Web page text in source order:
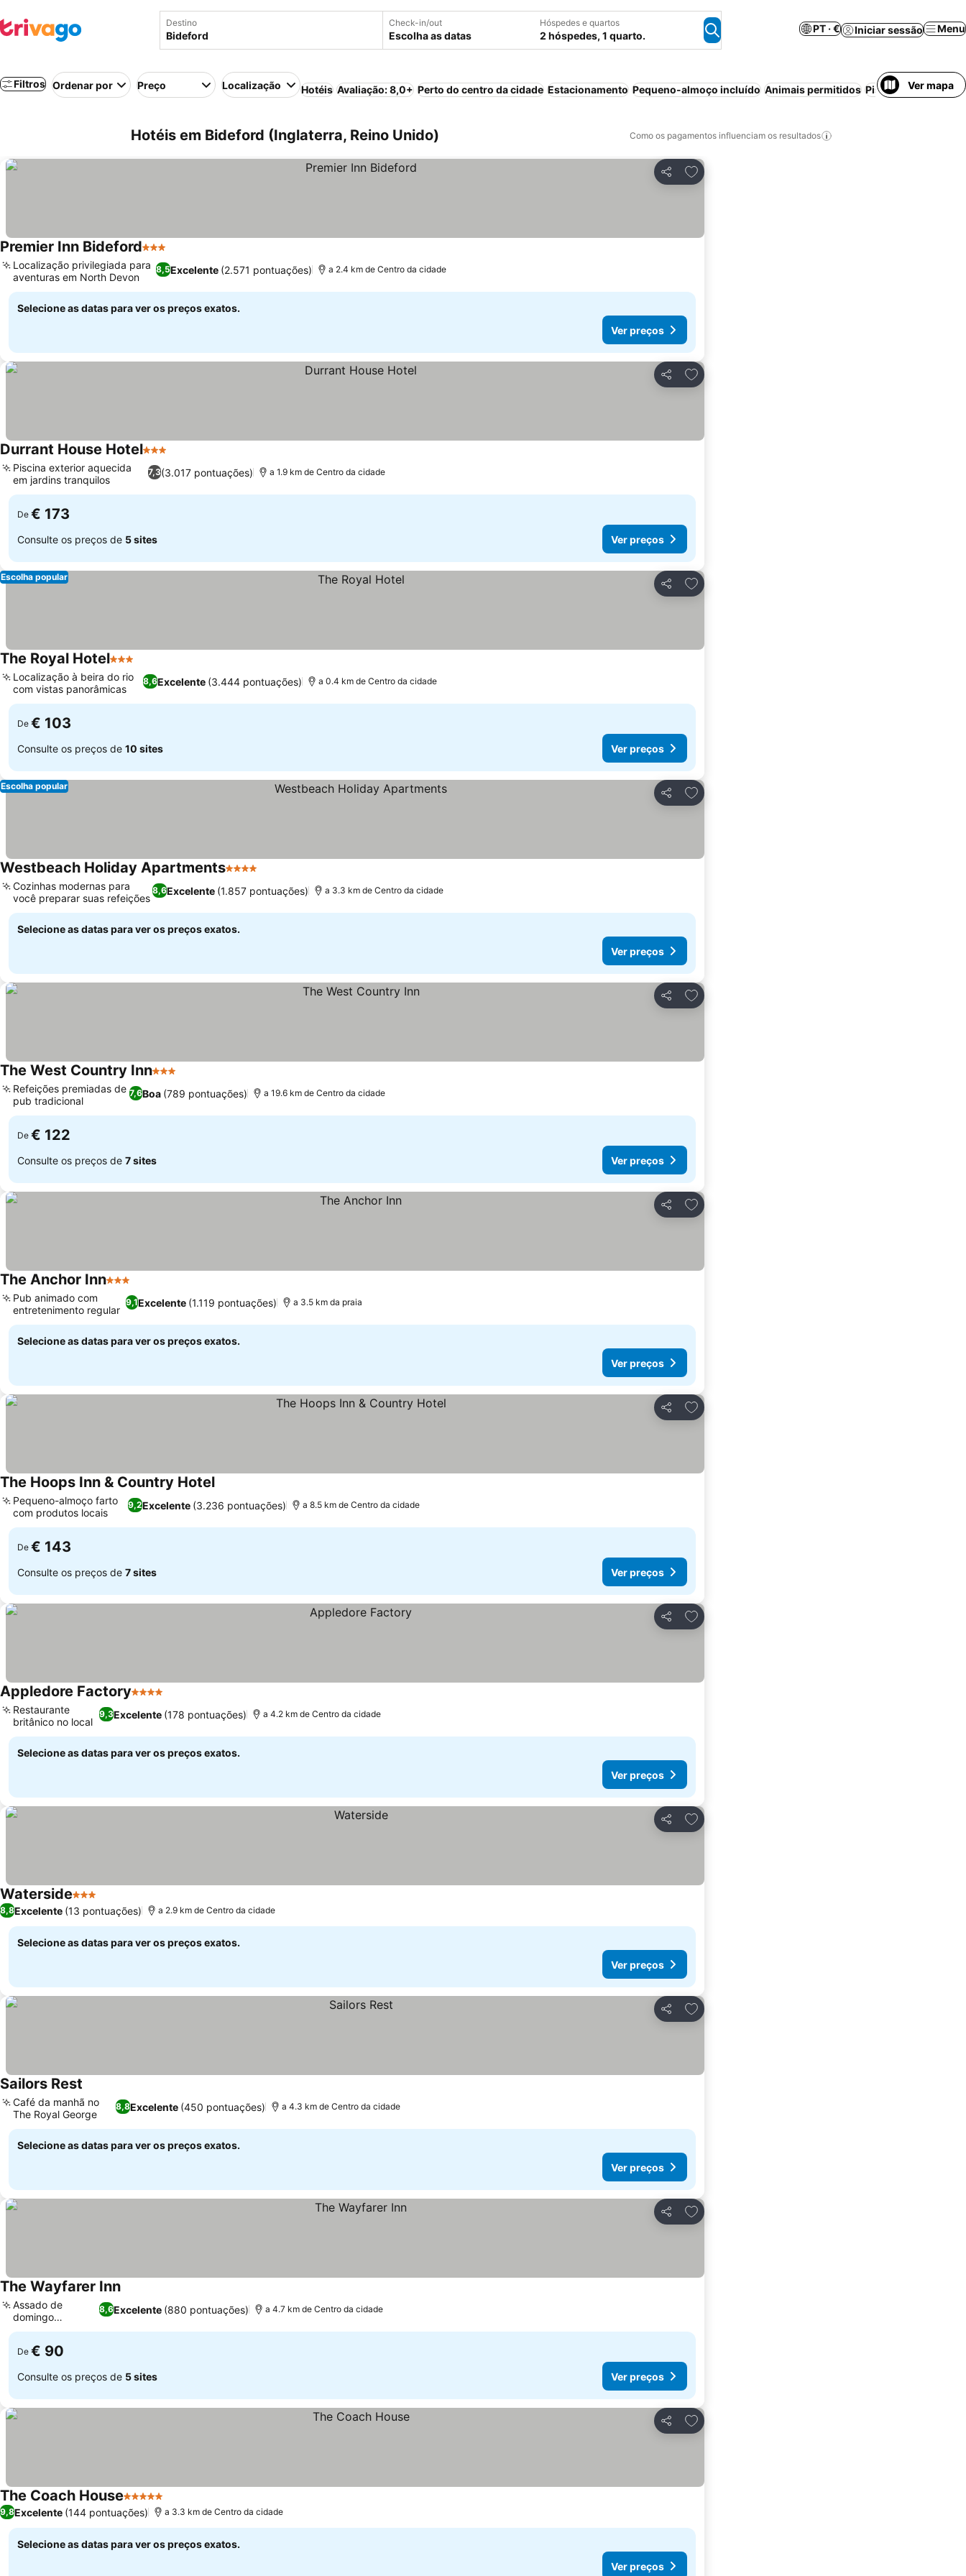
Destino Check-in/out
Escolha as datas
Hóspedes e quartos
2 hóspedes, 1 quarto.
PT · € Iniciar sessão Menu
Filtros Ordenar por Preço Localização Hotéis Avaliação: 8,0+ Perto do centro da cidade Estacionamento Pequeno-almoço incluído Animais permitidos Piscina Acessível
Ver mapa
Hotéis em Bideford (Inglaterra, Reino Unido) Como os pagamentos influenciam os resultados
Partilhar
Adicionar aos favoritos
Premier Inn Bideford3 Estrelas
8,5Excelente (2.571 pontuações)
Localização privilegiada para
aventuras em North Devon
a 2.4 km de Centro da cidade
Selecione as datas para ver os preços exatos.
Ver preços
Partilhar
Adicionar aos favoritos
Durrant House Hotel3 Estrelas
7,3(3.017 pontuações)
Piscina exterior aquecida
em jardins tranquilos
a 1.9 km de Centro da cidade
De € 173
Consulte os preços de 5 sites Ver preços
Partilhar
Adicionar aos favoritos
Escolha popular
The Royal Hotel3 Estrelas
8,6Excelente (3.444 pontuações)
Localização à beira do rio
com vistas panorâmicas
a 0.4 km de Centro da cidade
De € 103
Consulte os preços de 10 sites Ver preços
Partilhar
Adicionar aos favoritos
Escolha popular
Westbeach Holiday Apartments4 Estrelas
8,6Excelente (1.857 pontuações)
Cozinhas modernas para
você preparar suas refeições
a 3.3 km de Centro da cidade
Selecione as datas para ver os preços exatos.
Ver preços
Partilhar
Adicionar aos favoritos
The West Country Inn3 Estrelas
7,6Boa (789 pontuações)
Refeições premiadas de
pub tradicional
a 19.6 km de Centro da cidade
De € 122
Consulte os preços de 7 sites Ver preços
Partilhar
Adicionar aos favoritos
The Anchor Inn3 Estrelas
9,1Excelente (1.119 pontuações)
Pub animado com
entretenimento regular
a 3.5 km da praia
Selecione as datas para ver os preços exatos.
Ver preços
Partilhar
Adicionar aos favoritos
The Hoops Inn & Country Hotel
9,2Excelente (3.236 pontuações)
Pequeno-almoço farto
com produtos locais
a 8.5 km de Centro da cidade
De € 143
Consulte os preços de 7 sites Ver preços
Partilhar
Adicionar aos favoritos
Appledore Factory4 Estrelas
9,3Excelente (178 pontuações)
Restaurante
britânico no local
a 4.2 km de Centro da cidade
Selecione as datas para ver os preços exatos.
Ver preços
Partilhar
Adicionar aos favoritos
Waterside3 Estrelas
8,8Excelente (13 pontuações) a 2.9 km de Centro da cidade
Selecione as datas para ver os preços exatos.
Ver preços
Partilhar
Adicionar aos favoritos
Sailors Rest
8,8Excelente (450 pontuações)
Café da manhã no
The Royal George
a 4.3 km de Centro da cidade
Selecione as datas para ver os preços exatos.
Ver preços
Partilhar
Adicionar aos favoritos
The Wayfarer Inn
8,6Excelente (880 pontuações)
Assado de
domingo
premiado
a 4.7 km de Centro da cidade
De € 90
Consulte os preços de 5 sites Ver preços
Partilhar
Adicionar aos favoritos
The Coach House5 Estrelas
9,8Excelente (144 pontuações) a 3.3 km de Centro da cidade
Selecione as datas para ver os preços exatos.
Ver preços